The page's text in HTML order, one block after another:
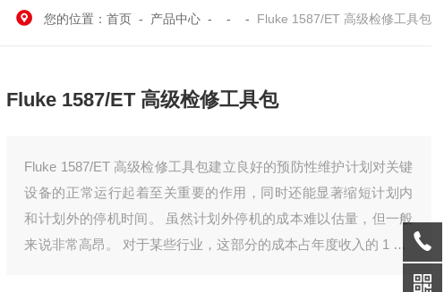
您的位置： 首页 - 产品中心 - - - Fluke 1587/ET 高级检修工具包
Fluke 1587/ET 高级检修工具包
Fluke 1587/ET 高级检修工具包建立良好的预防性维护计划对关键
设备的正常运行起着至关重要的作用，同时还能显著缩短计划内
和计划外的停机时间。 虽然计划外停机的成本难以估量，但一般
来说非常高昂。 对于某些行业，这部分的成本占年度收入的 1 % -